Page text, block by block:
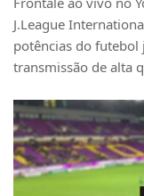
J.League
potências do futebol
transmissão de alta